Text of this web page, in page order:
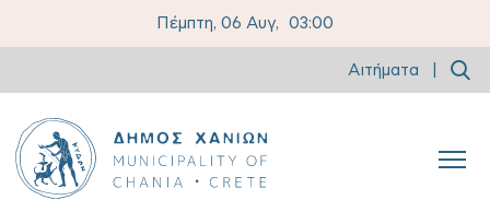
Πέμπτη, 06 Αυγ, 03:00
Αιτήματα